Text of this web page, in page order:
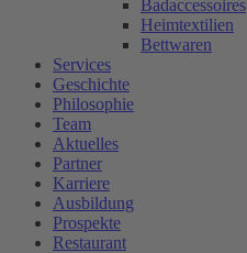
Badaccessoires
Heimtextilien
Bettwaren
Services
Geschichte
Philosophie
Team
Aktuelles
Partner
Karriere
Ausbildung
Prospekte
Restaurant